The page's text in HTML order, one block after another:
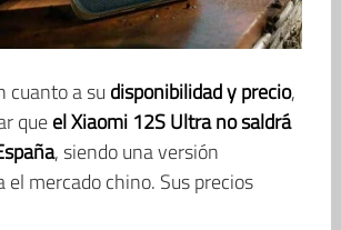
cuanto a su disponibilidad y precio,
queel Xiaomi 12S Ultra no saldrá
, siendo una versión
el mercado chino. Sus precios